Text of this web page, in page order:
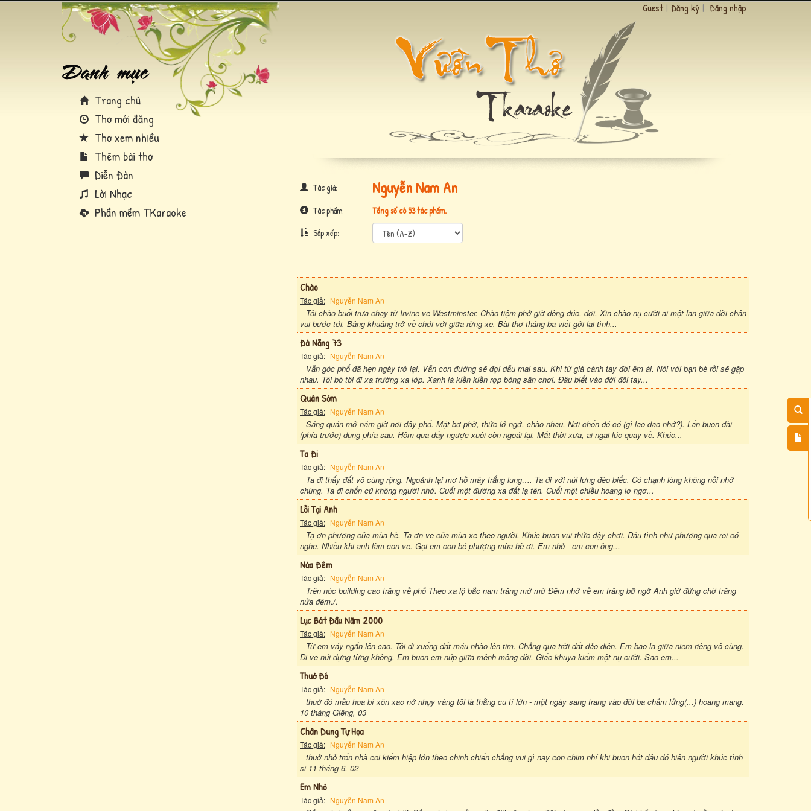
Trang chủ
Thơ mới đăng
Thơ xem nhiều
Thêm bài thơ
Diễn Đàn
Lời Nhạc
Phần mềm TKaraoke
Guest | Đăng ký | Đăng nhập
Tác giả: Nguyễn Nam An
Tác phẩm:
Tổng số có 53 tác phẩm.
Sắp xếp:
Chào
Tác giả: Nguyễn Nam An
Tôi chào buổi trưa chạy từ Irvine về Westminster. Chào tiệm phở giờ đông đúc, đợi. Xin chào nụ cười ai một lần giữa đời chân
vui bước tới. Bâng khuâng trở về chới với giữa rừng xe. Bài thơ tháng ba viết gởi lại tình...
Đà Nẵng 73
Tác giả: Nguyễn Nam An
Vẫn góc phố đã hẹn ngày trở lại. Vẫn con đường sẽ đợi dẫu mai sau. Khi từ giã cánh tay đời êm ái. Nói với bạn bè rồi sẽ gặp
nhau. Tôi bỏ tôi đi xa trường xa lớp. Xanh lá kiền kiền rợp bóng sân chơi. Đâu biết vào đời đôi tay...
Quán Sớm
Tác giả: Nguyễn Nam An
Sáng quán mở năm giờ nơi đây phố. Mặt bơ phờ, thức lớ ngớ, chào nhau. Nơi chốn đó có (gì lao đao nhớ?). Lấn buồn dài
(phía trước) đụng phía sau. Hôm qua đấy ngược xuôi còn ngoái lại. Mắt thời xưa, ai ngại lúc quay về. Khúc...
Ta Đi
Tác giả: Nguyễn Nam An
Ta đi thấy đất vô cùng rộng. Ngoảnh lại mơ hồ mây trắng lung…. Ta đi với núi lưng đèo biếc. Có chạnh lòng không nỗi nhớ
chùng. Ta đi chốn cũ không người nhớ. Cuối một đường xa đất lạ tên. Cuối một chiều hoang lơ ngơ...
Lỗi Tại Anh
Tác giả: Nguyễn Nam An
Tạ ơn phượng của mùa hè. Tạ ơn ve của mùa xe theo người. Khúc buồn vui thức dậy chơi. Dẫu tình như phượng qua rồi có
nghe. Nhiều khi anh làm con ve. Gọi em con bé phượng mùa hè ơi. Em nhỏ - em con ông...
Nửa Đêm
Tác giả: Nguyễn Nam An
Trên nóc building cao trăng về phố Theo xa lộ bắc nam trăng mờ mờ Đêm nhớ về em trăng bỡ ngỡ Anh giờ đứng chờ trăng
nửa đêm./.
Lục Bát Đầu Năm 2000
Tác giả: Nguyễn Nam An
Từ em váy ngắn lên cao. Tôi đi xuống đất máu nhào lên tim. Chẳng qua trời đất đảo điên. Em bao la giữa niềm riêng vô cùng.
Đi về núi dựng từng không. Em buồn em núp giữa mênh mông đời. Giấc khuya kiếm một nụ cười. Sao em...
Thuở Đó
Tác giả: Nguyễn Nam An
thuở đó mầu hoa bí xôn xao nở nhụy vàng tôi là thằng cu tí lớn - một ngày sang trang vào đời ba chấm lửng(...) hoang mang.
10 tháng Giêng, 03
Chân Dung Tự Họa
Tác giả: Nguyễn Nam An
thuở nhỏ trốn nhà coi kiếm hiệp lớn theo chinh chiến chẳng vui gì nay con chim nhí khi buồn hót đâu đó hiên người khúc tình
si 11 tháng 6, 02
Em Nhỏ
Tác giả: Nguyễn Nam An